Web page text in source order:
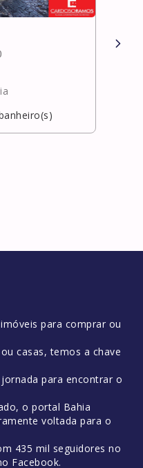
R$
para comprar ou
casas, temos a chave
para encontrar o
o portal Bahia
voltada para o
435 mil seguidores no
Facebook.